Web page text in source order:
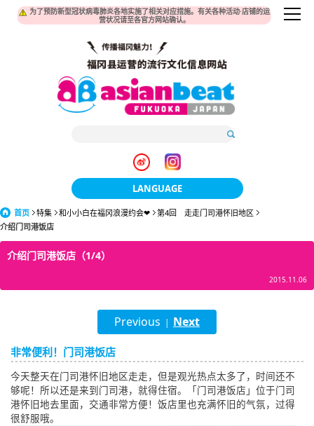
为了预防新型冠状病毒肺炎各地实施了相关对应措施。有关各种活动·店铺的运
营状况请至各官方网站确认。
LANGUAGE
日本語
한국어
English
tiéng Viêt
首页 特集 和小小白在福冈浪漫约会❤
第4回 走走门司港怀旧地区
介绍门司港饭店
介绍门司港饭店（1/4）
2015.11.06
Previous | Next
非常便利！门司港饭店
今天整天在门司港怀旧地区走走，但是观光热点太多了，时间还不
够呢！所以还是来到门司港，就得住宿。「门司港饭店」位于门司
港怀旧地去里面，交通非常方便！饭店里也充满怀旧的气氛，过得
很舒服哦。